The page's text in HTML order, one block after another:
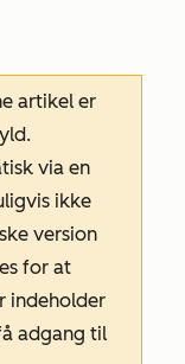
artikel er
via en
ikke
version
for at
indeholder
adgang til